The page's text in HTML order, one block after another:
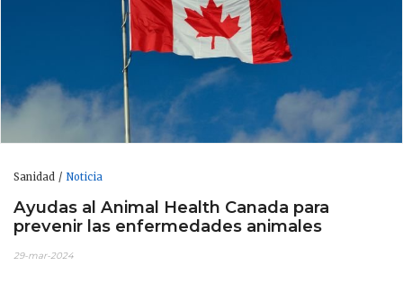
Sanidad Noticia
Ayudas al Animal Health Canada para
prevenir las enfermedades animales
29-mar-2024